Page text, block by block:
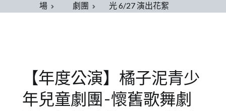
場
劇團
光 6/27 演出花絮
【年度公演】橘子泥青少
年兒童劇團-懷舊歌舞劇